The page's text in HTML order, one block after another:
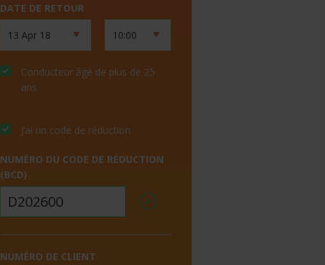
DATE DE RETOUR
Conducteur âgé de plus de 25
ans
J’ai un code de réduction
NUMÉRO DU CODE DE RÉDUCTION
(BCD)
NUMÉRO DE CLIENT